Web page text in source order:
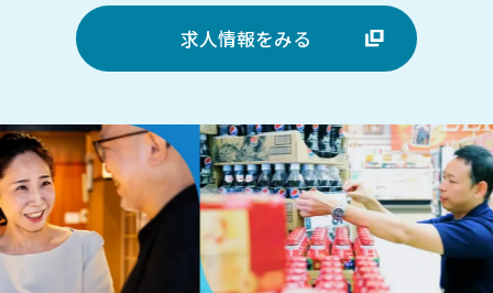
求人情報をみる